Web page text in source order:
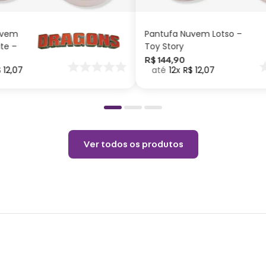
–
12,07
Pantufa Nuvem Lotso –
Toy Story
R$ 144,90
12 R$ 12,07
Ver todos os produtos